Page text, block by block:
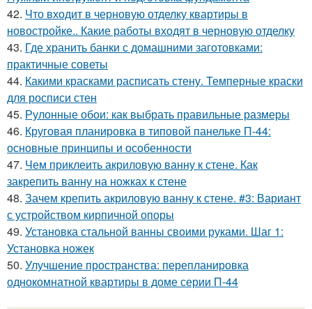
42. Что входит в черновую отделку квартиры в
новостройке.. Какие работы входят в черновую отделку
43. Где хранить банки с домашними заготовками:
практичные советы
44. Какими красками расписать стену. Темперные краски
для росписи стен
45. Рулонные обои: как выбрать правильные размеры
46. Круговая планировка в типовой панельке П-44:
основные принципы и особенности
47. Чем приклеить акриловую ванну к стене. Как
закрепить ванну на ножках к стене
48. Зачем крепить акриловую ванну к стене. #3: Вариант
с устройством кирпичной опоры
49. Установка стальной ванны своими руками. Шаг 1:
Установка ножек
50. Улучшение пространства: перепланировка
однокомнатной квартиры в доме серии П-44